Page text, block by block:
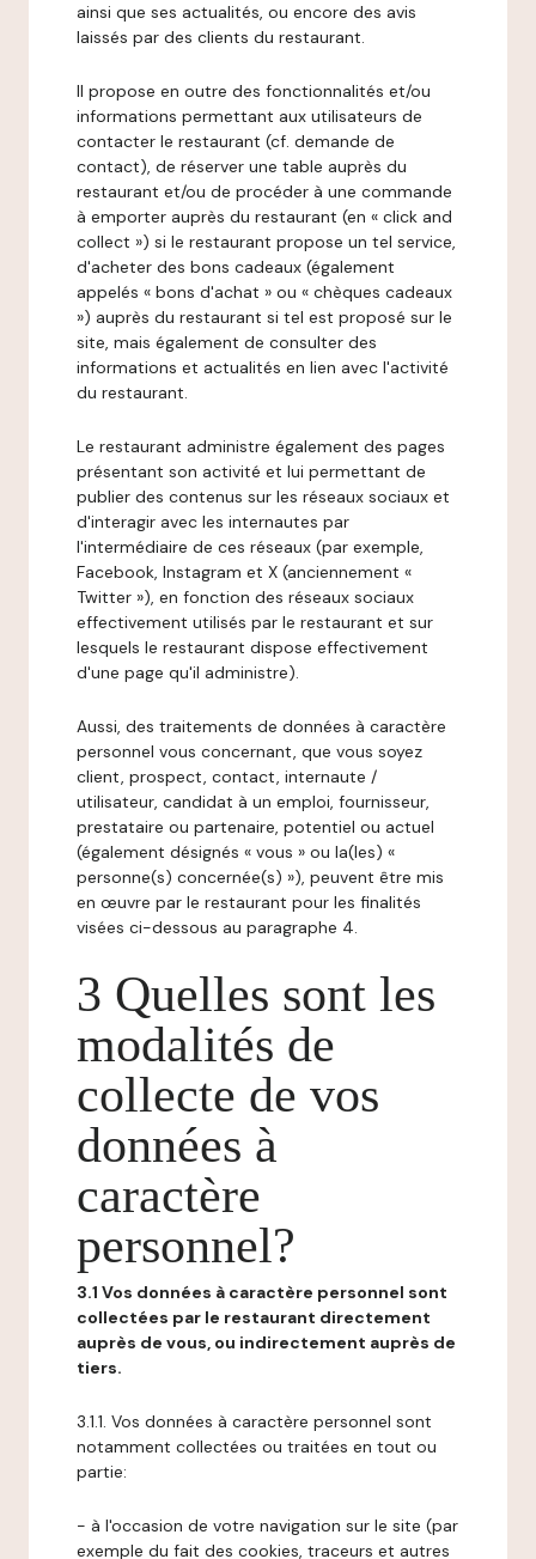
ainsi que ses actualités, ou encore des avis
laissés par des clients du restaurant.
Il propose en outre des fonctionnalités et/ou
informations permettant aux utilisateurs de
contacter le restaurant (cf. demande de
contact), de réserver une table auprès du
restaurant et/ou de procéder à une commande
à emporter auprès du restaurant (en « click and
collect ») si le restaurant propose un tel service,
d'acheter des bons cadeaux (également
appelés « bons d'achat » ou « chèques cadeaux
») auprès du restaurant si tel est proposé sur le
site, mais également de consulter des
informations et actualités en lien avec l'activité
du restaurant.
Le restaurant administre également des pages
présentant son activité et lui permettant de
publier des contenus sur les réseaux sociaux et
d'interagir avec les internautes par
l'intermédiaire de ces réseaux (par exemple,
Facebook, Instagram et X (anciennement «
Twitter »), en fonction des réseaux sociaux
effectivement utilisés par le restaurant et sur
lesquels le restaurant dispose effectivement
d'une page qu'il administre).
Aussi, des traitements de données à caractère
personnel vous concernant, que vous soyez
client, prospect, contact, internaute /
utilisateur, candidat à un emploi, fournisseur,
prestataire ou partenaire, potentiel ou actuel
(également désignés « vous » ou la(les) «
personne(s) concernée(s) »), peuvent être mis
en œuvre par le restaurant pour les finalités
visées ci-dessous au paragraphe 4.
3 Quelles sont les
modalités de
collecte de vos
données à
caractère
personnel?
3.1 Vos données à caractère personnel sont
collectées par le restaurant directement
auprès de vous, ou indirectement auprès de
tiers.
3.1.1. Vos données à caractère personnel sont
notamment collectées ou traitées en tout ou
partie:
- à l'occasion de votre navigation sur le site (par
exemple du fait des cookies, traceurs et autres